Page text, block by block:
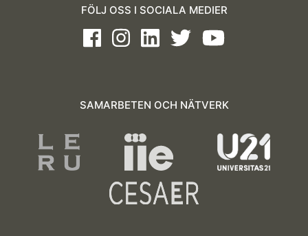
FÖLJ OSS I SOCIALA MEDIER
FacebookInstagramLinkedInTwitterYoutube
SAMARBETEN OCH NÄTVERK